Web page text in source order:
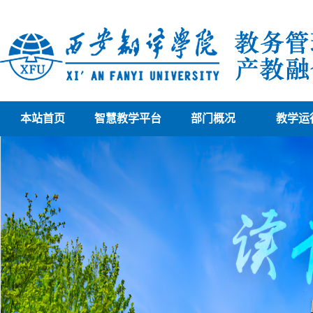
本站首页 智慧教学平台 部门概况 教学运